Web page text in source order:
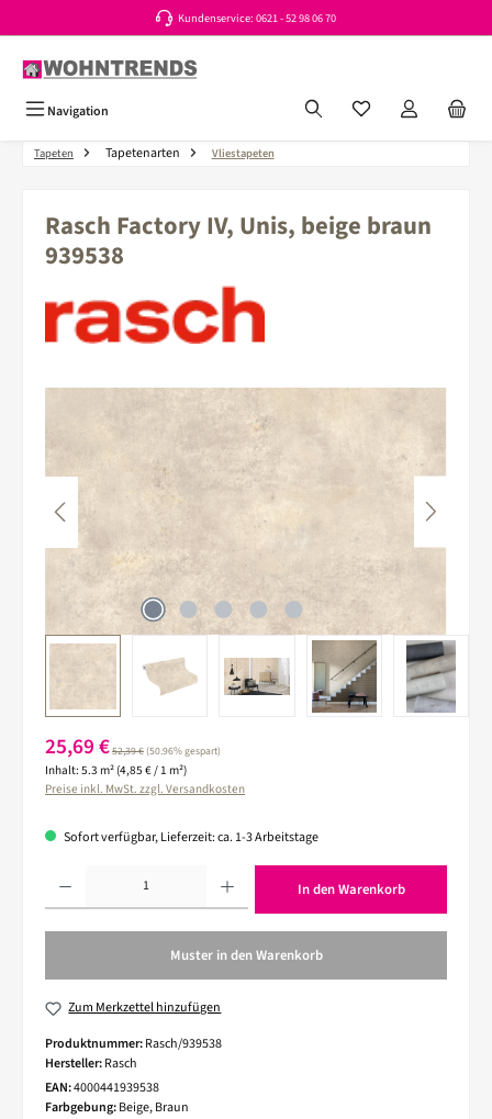
Kundenservice: 0621 - 52 98 06 70
Navigation Du hast 0 Produkte
Tapeten Tapetenarten Vliestapeten
Rasch Factory IV, Unis, beige braun
939538
Bildergalerie überspringen
Verkaufspreis:
25,69 €Regulärer Preis:
52,39 €(50.96% gespart)
Inhalt: 5.3 m² (4,85 € / 1 m²)
Preise inkl. MwSt. zzgl. Versandkosten
Sofort verfügbar, Lieferzeit: ca. 1-3 Arbeitstage
In den Warenkorb
Muster in den Warenkorb
Zum Merkzettel hinzufügen
Produktnummer:Rasch/939538
Hersteller:Rasch
EAN:4000441939538
Farbgebung:Beige, Braun